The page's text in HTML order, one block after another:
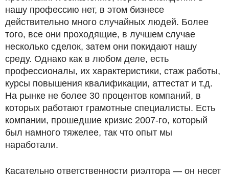
нашу профессию нет, в этом бизнесе
действительно много случайных людей. Более
того, все они проходящие, в лучшем случае
несколько сделок, затем они покидают нашу
среду. Однако как в любом деле, есть
профессионалы, их характеристики, стаж работы,
курсы повышения квалификации, аттестат и т.д.
На рынке не более 30 процентов компаний, в
которых работают грамотные специалисты. Есть
компании, прошедшие кризис 2007-го, который
был намного тяжелее, так что опыт мы
наработали.
Касательно ответственности риэлтора — он несет